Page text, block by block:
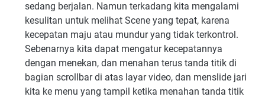
sedang berjalan. Namun terkadang kita mengalami
kesulitan untuk melihat Scene yang tepat, karena
kecepatan maju atau mundur yang tidak terkontrol.
Sebenarnya kita dapat mengatur kecepatannya
dengan menekan, dan menahan terus tanda titik di
bagian scrollbar di atas layar video, dan menslide jari
kita ke menu yang tampil ketika menahan tanda titik